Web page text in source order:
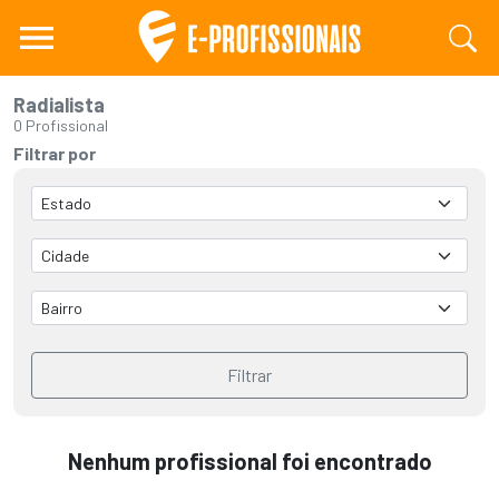
Radialista
0 Profissional
Filtrar por
Filtrar
Nenhum profissional foi encontrado